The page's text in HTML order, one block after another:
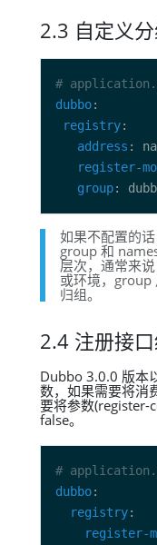
2.3 自定义
#
dubbo
registry
address
register-
group
如果不配置的
group 和
层次，通常来
或环境，group
归组。
2.4 注册接
Dubbo 3.0.0 版本
数，如果需要将消
要将参数(register-
false。
#
dubbo
registry
register-